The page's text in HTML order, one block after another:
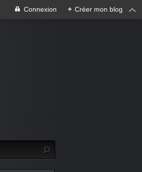
Connexion + Créer mon blog